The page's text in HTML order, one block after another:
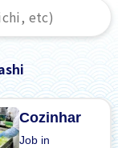
Cozinhar
Job in